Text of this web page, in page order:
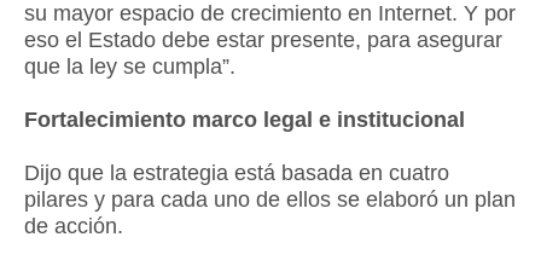
su mayor espacio de crecimiento en Internet. Y por
eso el Estado debe estar presente, para asegurar
que la ley se cumpla”.
Fortalecimiento marco legal e institucional
Dijo que la estrategia está basada en cuatro
pilares y para cada uno de ellos se elaboró un plan
de acción.